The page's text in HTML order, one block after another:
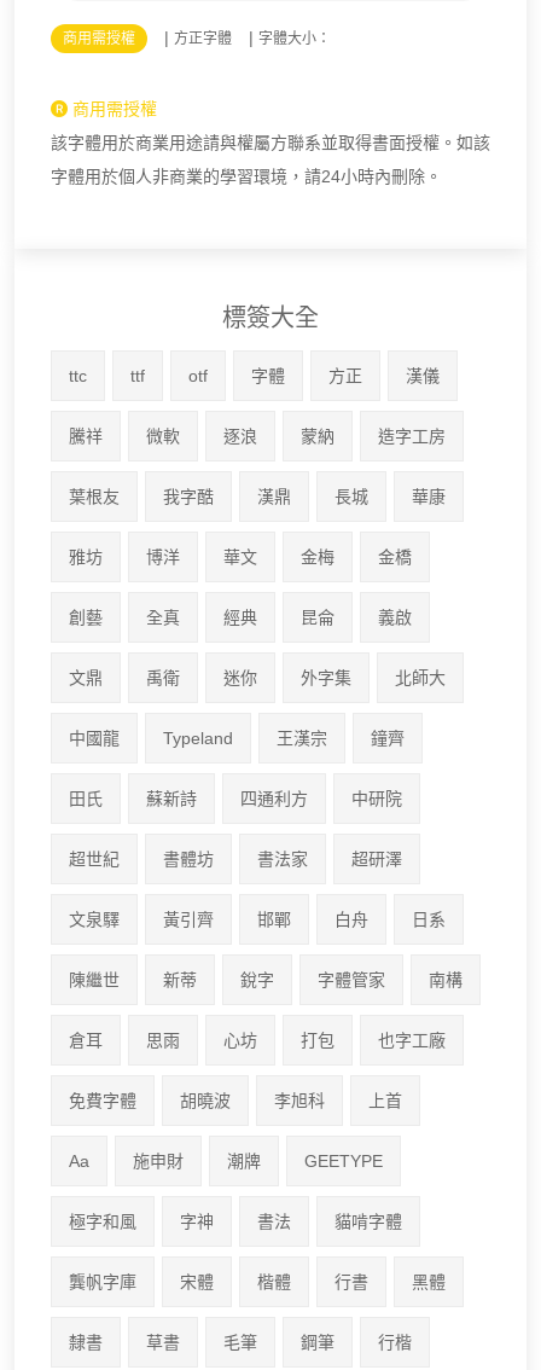
商用需授權 | 方正字體 | 字體大小：
商用需授權
該字體用於商業用途請與權屬方聯系並取得書面授權。如該
字體用於個人非商業的學習環境，請24小時內刪除。
標簽大全
ttc ttf otf 字體 方正 漢儀
騰祥 微軟 逐浪 蒙納 造字工房
葉根友 我字酷 漢鼎 長城 華康
雅坊 博洋 華文 金梅 金橋
創藝 全真 經典 昆侖 義啟
文鼎 禹衛 迷你 外字集 北師大
中國龍 Typeland 王漢宗 鐘齊
田氏 蘇新詩 四通利方 中研院
超世紀 書體坊 書法家 超研澤
文泉驛 黃引齊 邯鄲 白舟 日系
陳繼世 新蒂 銳字 字體管家 南構
倉耳 思雨 心坊 打包 也字工廠
免費字體 胡曉波 李旭科 上首
Aa 施申財 潮牌 GEETYPE
極字和風 字神 書法 貓啃字體
龔帆字庫 宋體 楷體 行書 黑體
隸書 草書 毛筆 鋼筆 行楷